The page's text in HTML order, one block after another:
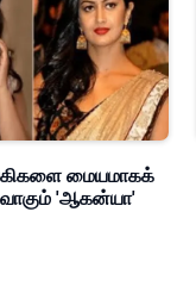
மையமாகக்
'ஆகன்யா'